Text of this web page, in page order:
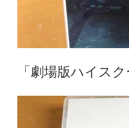
「劇場版ハイス